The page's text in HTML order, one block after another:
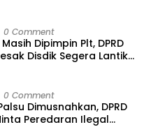
0 Comment
Dipimpin Plt, DPRD
Disdik Segera Lantik
0 Comment
Dimusnahkan, DPRD
Peredaran Ilegal